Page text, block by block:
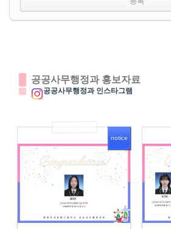
공공사무행정과 홍보자료
공공사무행정과 인스타그램
notice
3977